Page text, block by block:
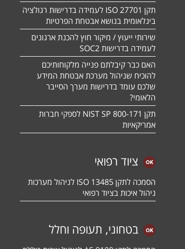
תקן 27701 ISO לעמידה בדרישות רגולציה
בינלאומית בנושא אבטחת הפרטיות
שירותי ייעוץ / מיקור חוץ להכנת ארגונים
לעמידה בדרישות SOC2
האם כבר קיבלתם פנייה מלקוחותיכם
להוכיח שניהול מערכת אבטחת המידע
שלכם עומד בדרישות מערך הסייבר
הלאומי?
תקן NIST SP 800-171 לספקי חברות
אמריקאיות
ציוד רפואי
הסמכה לתקן 13485 ISO לניהול מערכות
ניהול איכות בציוד רפואי
בטחוני, תעופה וחלל